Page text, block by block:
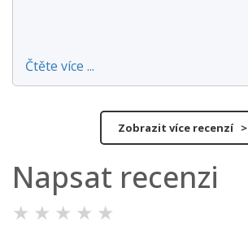
Čtěte více ...
Zobrazit více recenzí >
Napsat recenzi
★ ★ ★ ★ ★